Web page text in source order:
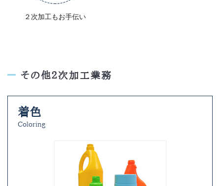
２次加工もお手伝い
その他２次加工業務
着色
Coloring